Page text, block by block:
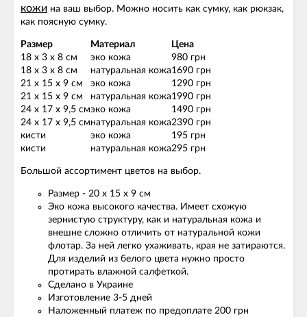
кожи на ваш выбор. Можно носить как сумку, как рюкзак,
как поясную сумку.
Размер Материал
Цена
18 х 3 х 8 см
эко кожа
980 грн
18 х 3 х 8 см
натуральная кожа1690 грн
21 х 15 х 9 см
эко кожа
1290 грн
21 х 15 х 9 см
натуральная кожа1990 грн
24 х 17 х 9,5 смэко кожа
1490 грн
24 х 17 х 9,5 смнатуральная кожа2390 грн
кисти
эко кожа
195 грн
кисти
натуральная кожа295 грн
Большой ассортимент цветов на выбор.
Размер - 20 х 15 х 9 см
Эко кожа высокого качества. Имеет схожую
зернистую структуру, как и натуральная кожа и
внешне сложно отличить от натуральной кожи
флотар. За ней легко ухаживать, края не затираются.
Для изделий из белого цвета нужно просто
протирать влажной салфеткой.
Сделано в Украине
Изготовление 3-5 дней
Наложенный платеж по предоплате 200 грн